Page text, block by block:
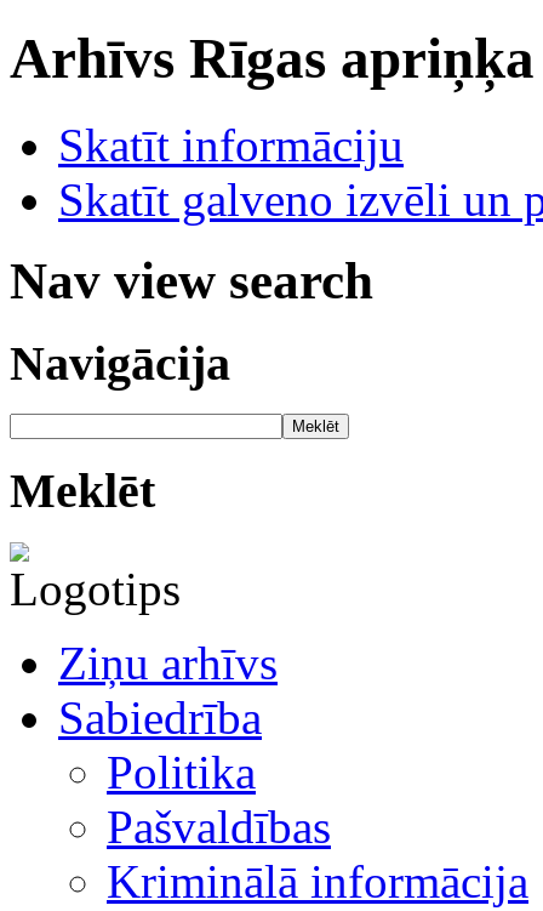
Arhīvs Rīgas
Skatīt informāciju
Skatīt galveno izvēli un
Nav view search
Navigācija
Meklēt
Meklēt
Ziņu arhīvs
Sabiedrība
Politika
Pašvaldības
Kriminālā informācija